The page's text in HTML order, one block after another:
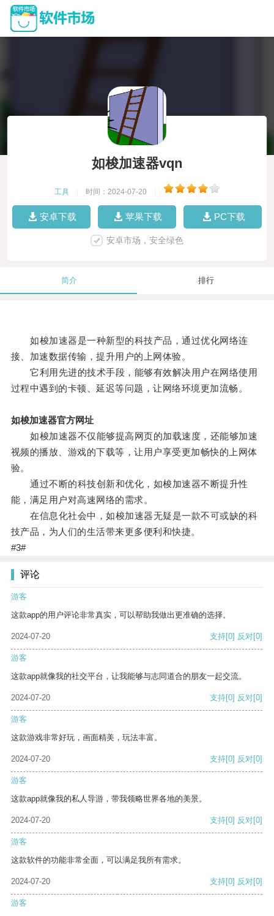
如梭加速器vqn
工具 时间：2024-07-20
安卓下载 苹果下载 PC下载
安卓市场，安全绿色
简介 排行
如梭加速器是一种新型的科技产品，通过优化网络连
接、加速数据传输，提升用户的上网体验。
它利用先进的技术手段，能够有效解决用户在网络使用
过程中遇到的卡顿、延迟等问题，让网络环境更加流畅。
如梭加速器官方网址
如梭加速器不仅能够提高网页的加载速度，还能够加速
视频的播放、游戏的下载等，让用户享受更加畅快的上网体
验。
通过不断的科技创新和优化，如梭加速器不断提升性
能，满足用户对高速网络的需求。
在信息化社会中，如梭加速器无疑是一款不可或缺的科
技产品，为人们的生活带来更多便利和快捷。
#3#
评论
游客
这款app的用户评论非常真实，可以帮助我做出更准确的选择。
2024-07-20 支持[0] 反对[0]
游客
这款app就像我的社交平台，让我能够与志同道合的朋友一起交流。
2024-07-20 支持[0] 反对[0]
游客
这款游戏非常好玩，画面精美，玩法丰富。
2024-07-20 支持[0] 反对[0]
游客
这款app就像我的私人导游，带我领略世界各地的美景。
2024-07-20 支持[0] 反对[0]
游客
这款软件的功能非常全面，可以满足我所有需求。
2024-07-20 支持[0] 反对[0]
游客